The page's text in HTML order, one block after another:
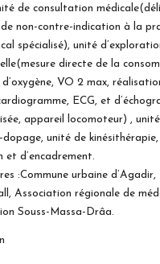
de consultation
non-contre-indication à la
spécialisé), unité
directe de la
VO 2 max,
ECG, et
appareil locomoteur) ,
unité de
et d’encadrement.
:Commune urbaine d’Agadir,
Association régionale de
Souss-Massa-Drâa.